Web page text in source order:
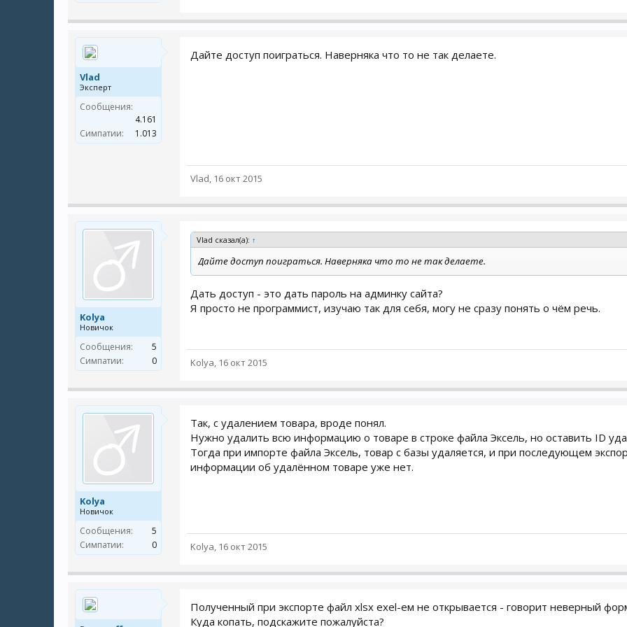
Vlad
Эксперт
Сообщения:
4.161
Симпатии:
1.013
Дайте доступ поиграться. Наверняка что то не так делаете.
Vlad, 16 окт 2015
Kolya
Новичок
Сообщения:
5
Симпатии:
0
Vlad сказал(а): ↑
Дайте доступ поиграться. Наверняка что то не так делаете.
Дать доступ - это дать пароль на админку сайта?
Я просто не программист, изучаю так для себя, могу не сразу понять о чём речь.
Kolya, 16 окт 2015
Kolya
Новичок
Сообщения:
5
Симпатии:
0
Так, с удалением товара, вроде понял.
Нужно удалить всю информацию о товаре в строке файла Эксель, но оставить ID
Тогда при импорте файла Эксель, товар с базы удаляется, и при последующем
информации об удалённом товаре уже нет.
Kolya, 16 окт 2015
Полученный при экспорте файл xlsx exel-ем не открывается - говорит неверный
Куда копать, подскажите пожалуйста?